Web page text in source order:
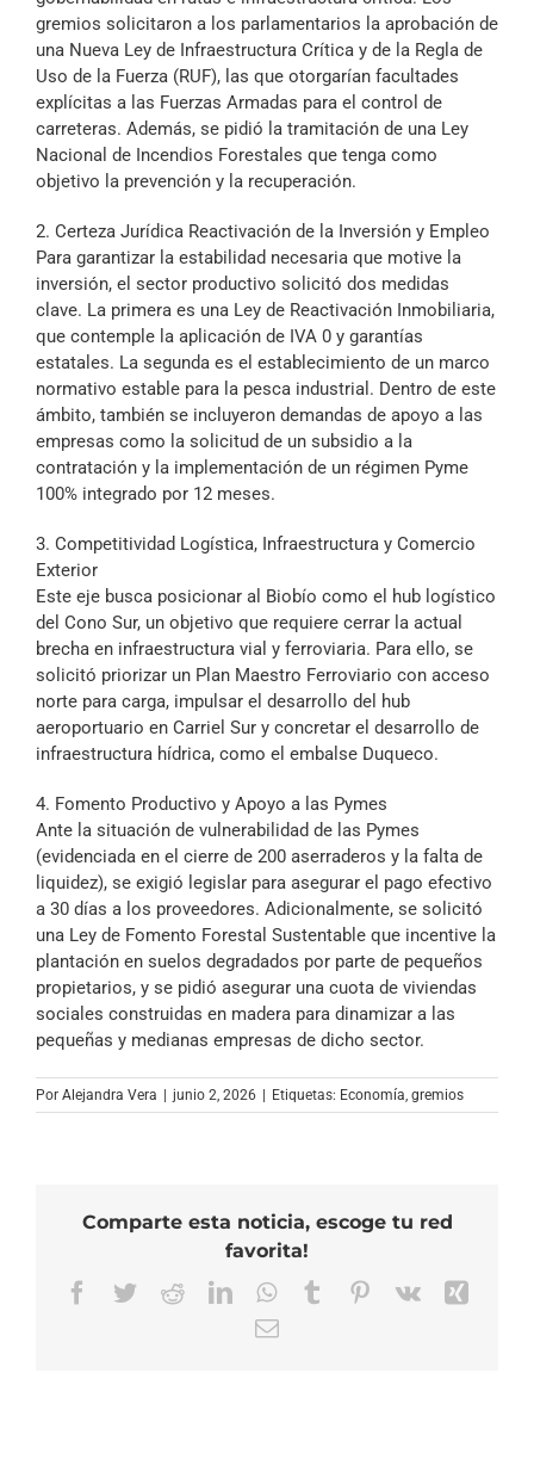
gremios solicitaron a los parlamentarios la aprobación de
una Nueva Ley de Infraestructura Crítica y de la Regla de
Uso de la Fuerza (RUF), las que otorgarían facultades
explícitas a las Fuerzas Armadas para el control de
carreteras. Además, se pidió la tramitación de una Ley
Nacional de Incendios Forestales que tenga como
objetivo la prevención y la recuperación.
2. Certeza Jurídica Reactivación de la Inversión y Empleo
Para garantizar la estabilidad necesaria que motive la
inversión, el sector productivo solicitó dos medidas
clave. La primera es una Ley de Reactivación Inmobiliaria,
que contemple la aplicación de IVA 0 y garantías
estatales. La segunda es el establecimiento de un marco
normativo estable para la pesca industrial. Dentro de este
ámbito, también se incluyeron demandas de apoyo a las
empresas como la solicitud de un subsidio a la
contratación y la implementación de un régimen Pyme
100% integrado por 12 meses.
3. Competitividad Logística, Infraestructura y Comercio
Exterior
Este eje busca posicionar al Biobío como el hub logístico
del Cono Sur, un objetivo que requiere cerrar la actual
brecha en infraestructura vial y ferroviaria. Para ello, se
solicitó priorizar un Plan Maestro Ferroviario con acceso
norte para carga, impulsar el desarrollo del hub
aeroportuario en Carriel Sur y concretar el desarrollo de
infraestructura hídrica, como el embalse Duqueco.
4. Fomento Productivo y Apoyo a las Pymes
Ante la situación de vulnerabilidad de las Pymes
(evidenciada en el cierre de 200 aserraderos y la falta de
liquidez), se exigió legislar para asegurar el pago efectivo
a 30 días a los proveedores. Adicionalmente, se solicitó
una Ley de Fomento Forestal Sustentable que incentive la
plantación en suelos degradados por parte de pequeños
propietarios, y se pidió asegurar una cuota de viviendas
sociales construidas en madera para dinamizar a las
pequeñas y medianas empresas de dicho sector.
Por Alejandra Vera junio 2, 2026 Etiquetas: Economía, gremios
Comparte esta noticia, escoge tu red
favorita!
Facebook
TwitterRedditLinkedInWhatsApp
TumblrPinterest
Vk
Correo